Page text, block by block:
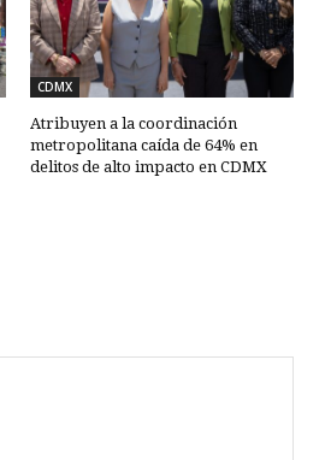
CDMX
Atribuyen a la coordinación
metropolitana caída de 64% en
delitos de alto impacto en CDMX